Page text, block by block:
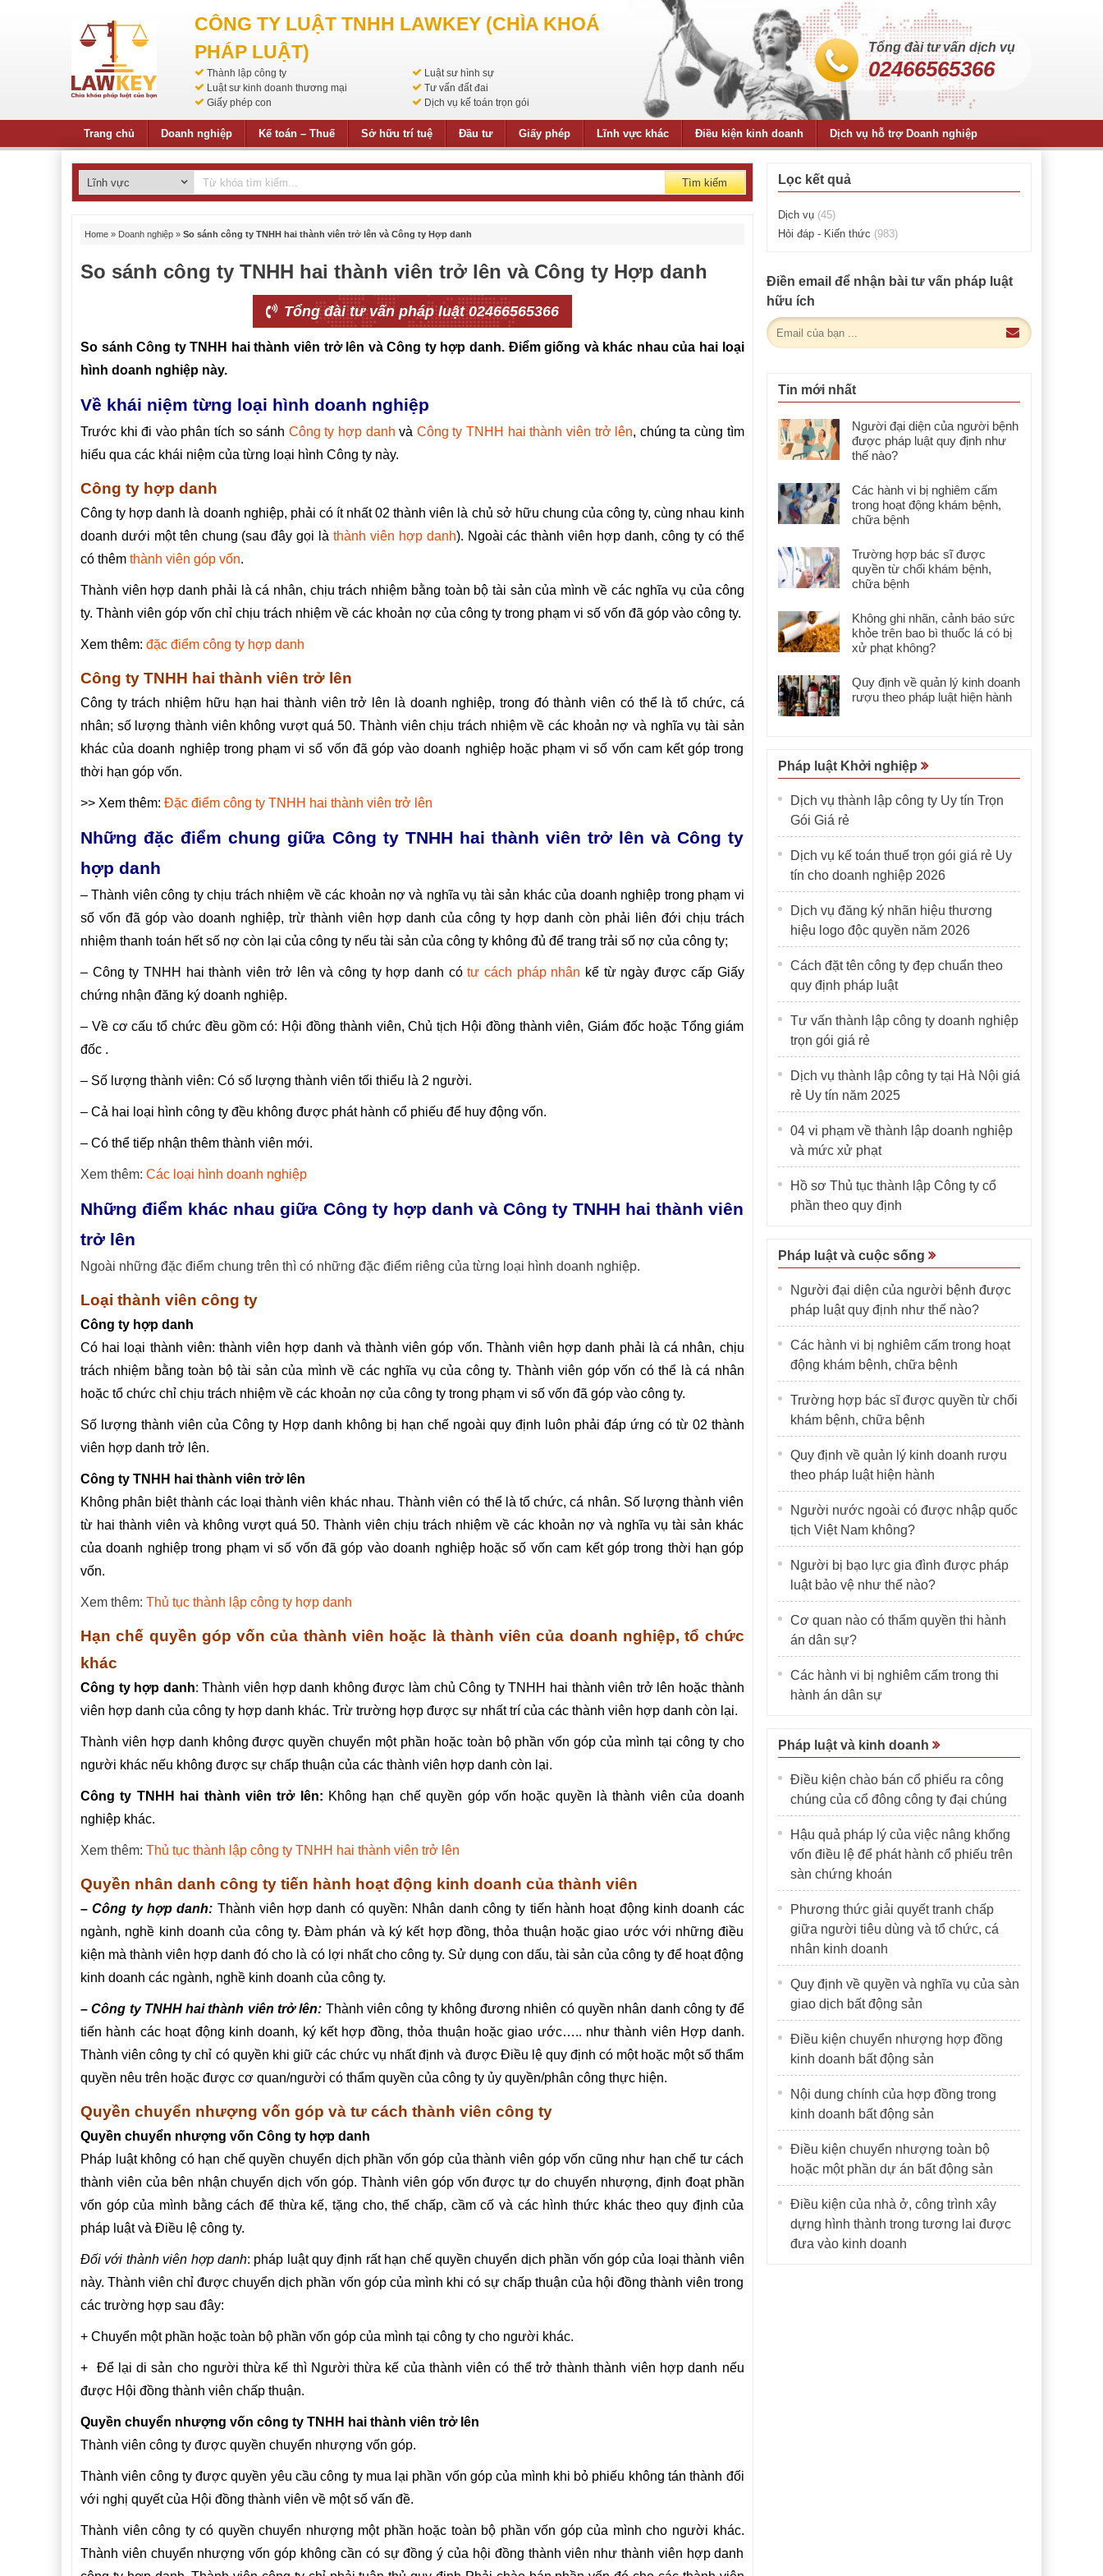
CÔNG TY LUẬT TNHH LAWKEY (CHÌA KHOÁ
PHÁP LUẬT)
Thành lập công ty
Luật sư hình sự
Luật sư kinh doanh thương mại
Tư vấn đất đai
Giấy phép con
Dịch vụ kế toán trọn gói
Tổng đài tư vấn dịch vụ
02466565366
Trang chủ Doanh nghiệp Kế toán – Thuế Sở hữu trí tuệ Đầu tư Giấy phép Lĩnh vực khác Điều kiện kinh doanh Dịch vụ hỗ trợ Doanh nghiệp
Tìm kiếm
Home » Doanh nghiệp » So sánh công ty TNHH hai thành viên trở lên và Công ty Hợp danh
So sánh công ty TNHH hai thành viên trở lên và Công ty Hợp danh
Tổng đài tư vấn pháp luật 02466565366
So sánh Công tyTNHH hai thành viên trở lên và Công ty hợp danh. Điểm giống và khác nhau của hai loại
hình doanh nghiệp này.
Về khái niệm từng loại hình doanh nghiệp
Trước khi đi vào phân tích so sánh Công ty hợp danh và Công ty TNHH hai thành viên trở lên, chúng ta cùng tìm
hiểu qua các khái niệm của từng loại hình Công ty này.
Công ty hợp danh
Công ty hợp danh là doanh nghiệp, phải có ít nhất 02 thành viên là chủ sở hữu chung của công ty, cùng nhau kinh
doanh dưới một tên chung (sau đây gọi là thành viên hợp danh). Ngoài các thành viên hợp danh, công ty có thể
có thêm thành viên góp vốn.
Thành viên hợp danh phải là cá nhân, chịu trách nhiệm bằng toàn bộ tài sản của mình về các nghĩa vụ của công
ty. Thành viên góp vốn chỉ chịu trách nhiệm về các khoản nợ của công ty trong phạm vi số vốn đã góp vào công ty.
Xem thêm: đặc điểm công ty hợp danh
Công ty TNHH hai thành viên trở lên
Công ty trách nhiệm hữu hạn hai thành viên trở lên là doanh nghiệp, trong đó thành viên có thể là tổ chức, cá
nhân; số lượng thành viên không vượt quá 50. Thành viên chịu trách nhiệm về các khoản nợ và nghĩa vụ tài sản
khác của doanh nghiệp trong phạm vi số vốn đã góp vào doanh nghiệp hoặc phạm vi số vốn cam kết góp trong
thời hạn góp vốn.
>> Xem thêm: Đặc điểm công ty TNHH hai thành viên trở lên
Những đặc điểm chung giữa Công ty TNHH hai thành viên trở lên và Công ty
hợp danh
– Thành viên công ty chịu trách nhiệm về các khoản nợ và nghĩa vụ tài sản khác của doanh nghiệp trong phạm vi
số vốn đã góp vào doanh nghiệp, trừ thành viên hợp danh của công ty hợp danh còn phải liên đới chịu trách
nhiệm thanh toán hết số nợ còn lại của công ty nếu tài sản của công ty không đủ để trang trải số nợ của công ty;
– Công ty TNHH hai thành viên trở lên và công ty hợp danh cótư cách pháp nhân kể từ ngày được cấp Giấy
chứng nhận đăng ký doanh nghiệp.
– Về cơ cấu tổ chức đều gồm có: Hội đồng thành viên, Chủ tịch Hội đồng thành viên, Giám đốc hoặc Tổng giám
đốc .
– Số lượng thành viên: Có số lượng thành viên tối thiểu là 2 người.
– Cả hai loại hình công ty đều không được phát hành cổ phiếu để huy động vốn.
– Có thể tiếp nhận thêm thành viên mới.
Xem thêm: Các loại hình doanh nghiệp
Những điểm khác nhau giữa Công ty hợp danh và Công ty TNHH hai thành viên
trở lên
Ngoài những đặc điểm chung trên thì có những đặc điểm riêng của từng loại hình doanh nghiệp.
Loại thành viên công ty
Công ty hợp danh
Có hai loại thành viên: thành viên hợp danh và thành viên góp vốn. Thành viên hợp danh phải là cá nhân, chịu
trách nhiệm bằng toàn bộ tài sản của mình về các nghĩa vụ của công ty. Thành viên góp vốn có thể là cá nhân
hoặc tổ chức chỉ chịu trách nhiệm về các khoản nợ của công ty trong phạm vi số vốn đã góp vào công ty.
Số lượng thành viên của Công ty Hợp danh không bị hạn chế ngoài quy định luôn phải đáp ứng có từ 02 thành
viên hợp danh trở lên.
Công ty TNHH hai thành viên trở lên
Không phân biệt thành các loại thành viên khác nhau. Thành viên có thể là tổ chức, cá nhân. Số lượng thành viên
từ hai thành viên và không vượt quá 50. Thành viên chịu trách nhiệm về các khoản nợ và nghĩa vụ tài sản khác
của doanh nghiệp trong phạm vi số vốn đã góp vào doanh nghiệp hoặc số vốn cam kết góp trong thời hạn góp
vốn.
Xem thêm: Thủ tục thành lập công ty hợp danh
Hạn chế quyền góp vốn của thành viên hoặc là thành viên của doanh nghiệp, tổ chức
khác
Công ty hợp danh: Thành viên hợp danh không được làm chủ Công ty TNHH hai thành viên trở lên hoặc thành
viên hợp danh của công ty hợp danh khác. Trừ trường hợp được sự nhất trí của các thành viên hợp danh còn lại.
Thành viên hợp danh không được quyền chuyển một phần hoặc toàn bộ phần vốn góp của mình tại công ty cho
người khác nếu không được sự chấp thuận của các thành viên hợp danh còn lại.
Công ty TNHH hai thành viên trở lên: Không hạn chế quyền góp vốn hoặc quyền là thành viên của doanh
nghiệp khác.
Xem thêm: Thủ tục thành lập công ty TNHH hai thành viên trở lên
Quyền nhân danh công ty tiến hành hoạt động kinh doanh của thành viên
– Công ty hợp danh: Thành viên hợp danh có quyền: Nhân danh công ty tiến hành hoạt động kinh doanh các
ngành, nghề kinh doanh của công ty. Đàm phán và ký kết hợp đồng, thỏa thuận hoặc giao ước với những điều
kiện mà thành viên hợp danh đó cho là có lợi nhất cho công ty. Sử dụng con dấu, tài sản của công ty để hoạt động
kinh doanh các ngành, nghề kinh doanh của công ty.
– Công ty TNHH hai thành viên trở lên: Thành viên công ty không đương nhiên có quyền nhân danh công ty để
tiến hành các hoạt động kinh doanh, ký kết hợp đồng, thỏa thuận hoặc giao ước….. như thành viên Hợp danh.
Thành viên công ty chỉ có quyền khi giữ các chức vụ nhất định và được Điều lệ quy định có một hoặc một số thẩm
quyền nêu trên hoặc được cơ quan/người có thẩm quyền của công ty ủy quyền/phân công thực hiện.
Quyền chuyển nhượng vốn góp và tư cách thành viên công ty
Quyền chuyển nhượng vốn Công ty hợp danh
Pháp luật không có hạn chế quyền chuyển dịch phần vốn góp của thành viên góp vốn cũng như hạn chế tư cách
thành viên của bên nhận chuyển dịch vốn góp. Thành viên góp vốn được tự do chuyển nhượng, định đoạt phần
vốn góp của mình bằng cách để thừa kế, tặng cho, thế chấp, cầm cố và các hình thức khác theo quy định của
pháp luật và Điều lệ công ty.
Đối với thành viên hợp danh: pháp luật quy định rất hạn chế quyền chuyển dịch phần vốn góp của loại thành viên
này. Thành viên chỉ được chuyển dịch phần vốn góp của mình khi có sự chấp thuận của hội đồng thành viên trong
các trường hợp sau đây:
+ Chuyển một phần hoặc toàn bộ phần vốn góp của mình tại công ty cho người khác.
+ Để lại di sản cho người thừa kế thì Người thừa kế của thành viên có thể trở thành thành viên hợp danh nếu
được Hội đồng thành viên chấp thuận.
Quyền chuyển nhượng vốn công ty TNHH hai thành viên trở lên
Thành viên công ty được quyền chuyển nhượng vốn góp.
Thành viên công ty được quyền yêu cầu công ty mua lại phần vốn góp của mình khi bỏ phiếu không tán thành đối
với nghị quyết của Hội đồng thành viên về một số vấn đề.
Thành viên công ty có quyền chuyển nhượng một phần hoặc toàn bộ phần vốn góp của mình cho người khác.
Thành viên chuyển nhượng vốn góp không cần có sự đồng ý của hội đồng thành viên như thành viên hợp danh
Lọc kết quả
Dịch vụ (45)
Hỏi đáp - Kiến thức (983)
Điền email để nhận bài tư vấn pháp luật
hữu ích
Tin mới nhất
Người đại diện của người bệnh
được pháp luật quy định như
thế nào?
Các hành vi bị nghiêm cấm
trong hoạt động khám bệnh,
chữa bệnh
Trường hợp bác sĩ được
quyền từ chối khám bệnh,
chữa bệnh
Không ghi nhãn, cảnh báo sức
khỏe trên bao bì thuốc lá có bị
xử phạt không?
Quy định về quản lý kinh doanh
rượu theo pháp luật hiện hành
Pháp luật Khởi nghiệp
Dịch vụ thành lập công ty Uy tín Trọn
Gói Giá rẻ
Dịch vụ kế toán thuế trọn gói giá rẻ Uy
tín cho doanh nghiệp 2026
Dịch vụ đăng ký nhãn hiệu thương
hiệu logo độc quyền năm 2026
Cách đặt tên công ty đẹp chuẩn theo
quy định pháp luật
Tư vấn thành lập công ty doanh nghiệp
trọn gói giá rẻ
Dịch vụ thành lập công ty tại Hà Nội giá
rẻ Uy tín năm 2025
04 vi phạm về thành lập doanh nghiệp
và mức xử phạt
Hồ sơ Thủ tục thành lập Công ty cổ
phần theo quy định
Pháp luật và cuộc sống
Người đại diện của người bệnh được
pháp luật quy định như thế nào?
Các hành vi bị nghiêm cấm trong hoạt
động khám bệnh, chữa bệnh
Trường hợp bác sĩ được quyền từ chối
khám bệnh, chữa bệnh
Quy định về quản lý kinh doanh rượu
theo pháp luật hiện hành
Người nước ngoài có được nhập quốc
tịch Việt Nam không?
Người bị bạo lực gia đình được pháp
luật bảo vệ như thế nào?
Cơ quan nào có thẩm quyền thi hành
án dân sự?
Các hành vi bị nghiêm cấm trong thi
hành án dân sự
Pháp luật và kinh doanh
Điều kiện chào bán cổ phiếu ra công
chúng của cổ đông công ty đại chúng
Hậu quả pháp lý của việc nâng khống
vốn điều lệ để phát hành cổ phiếu trên
sàn chứng khoán
Phương thức giải quyết tranh chấp
giữa người tiêu dùng và tổ chức, cá
nhân kinh doanh
Quy định về quyền và nghĩa vụ của sàn
giao dịch bất động sản
Điều kiện chuyển nhượng hợp đồng
kinh doanh bất động sản
Nội dung chính của hợp đồng trong
kinh doanh bất động sản
Điều kiện chuyển nhượng toàn bộ
hoặc một phần dự án bất động sản
Điều kiện của nhà ở, công trình xây
dựng hình thành trong tương lai được
đưa vào kinh doanh